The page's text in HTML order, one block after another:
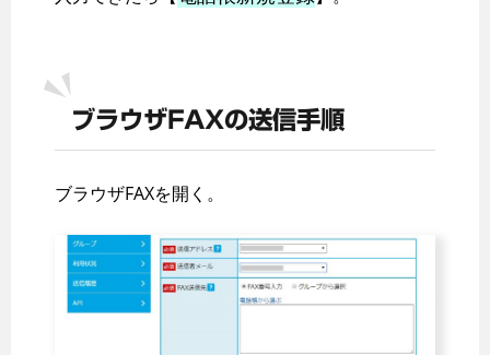
ブラウザFAXの送信手順
ブラウザFAXを開く。